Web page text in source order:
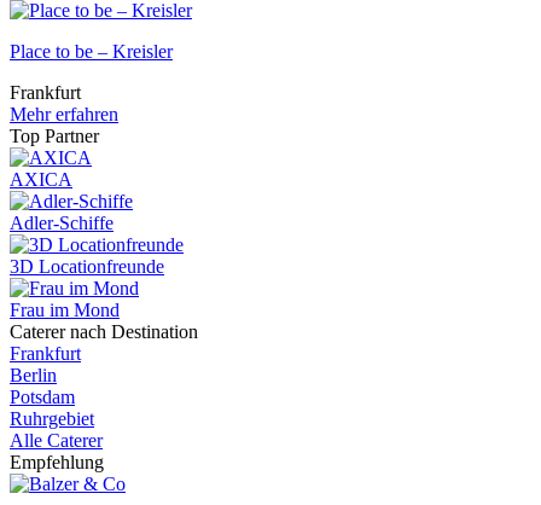
Place to be – Kreisler
Frankfurt
Mehr erfahren
Top Partner
AXICA
Adler-Schiffe
3D Locationfreunde
Frau im Mond
Caterer nach Destination
Frankfurt
Berlin
Potsdam
Ruhrgebiet
Alle Caterer
Empfehlung